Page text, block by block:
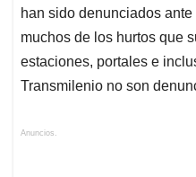
han sido denunciados
muchos de los hurtos que
estaciones, portales e
Transmilenio no son
Anuncios.